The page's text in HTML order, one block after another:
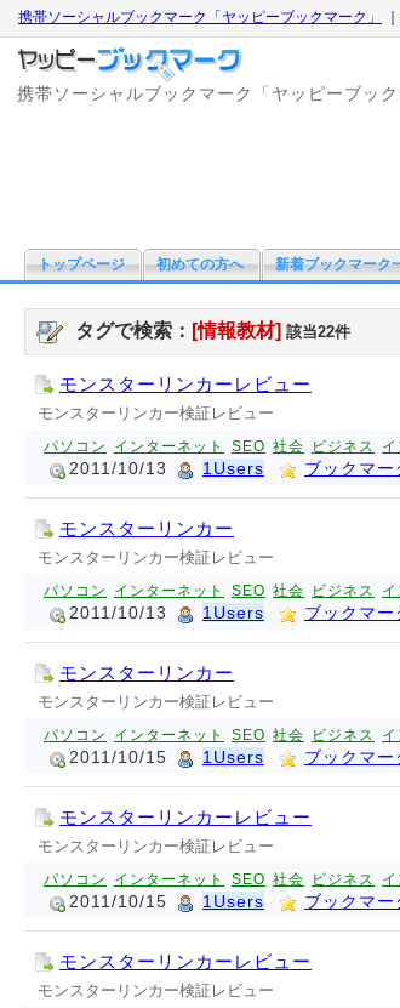
携帯ソーシャルブックマーク「ヤッピーブックマーク」
携帯ソーシャルブックマーク「ヤッピーブッ
トップページ 初めての方へ 新着ブックマーク
タグで検索： [情報教材] 該当22件
モンスターリンカーレビュー
モンスターリンカー検証レビュー
パソコン インターネット SEO 社会 ビジネス
2011/10/13 1Users ブックマー
モンスターリンカー
モンスターリンカー検証レビュー
パソコン インターネット SEO 社会 ビジネス
2011/10/13 1Users ブックマー
モンスターリンカー
モンスターリンカー検証レビュー
パソコン インターネット SEO 社会 ビジネス
2011/10/15 1Users ブックマー
モンスターリンカーレビュー
モンスターリンカー検証レビュー
パソコン インターネット SEO 社会 ビジネス
2011/10/15 1Users ブックマー
モンスターリンカーレビュー
モンスターリンカー検証レビュー